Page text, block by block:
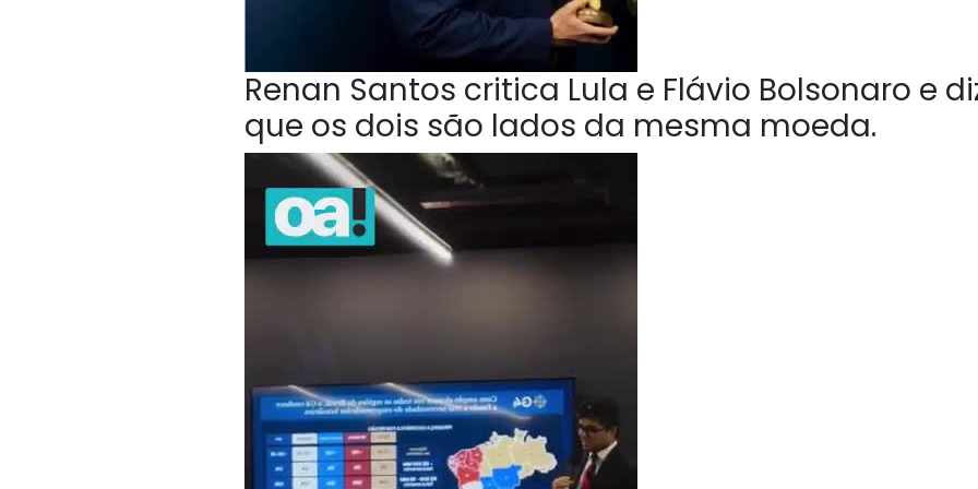
Renan Santos critica Lula e Flávio Bolsonaro e
que os dois são lados da mesma moeda.